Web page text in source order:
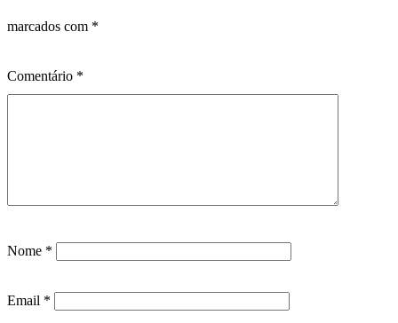
marcados com *
Comentário *
Nome *
Email *